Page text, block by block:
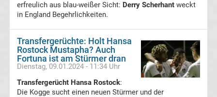
Transfergerüchte
Hamburger
SV
Transfergerüchte
erfreulich aus blau-weißer Sicht: Derry Scherhant weckt
in England Begehrlichkeiten.
Transfergerüchte: Holt Hansa
Rostock Mustapha? Auch
Fortuna ist am Stürmer dran
Dienstag, 09.01.2024 - 11:34 Uhr
Transfergerücht Hansa Rostock:
Die Kogge sucht einen neuen Stürmer und der